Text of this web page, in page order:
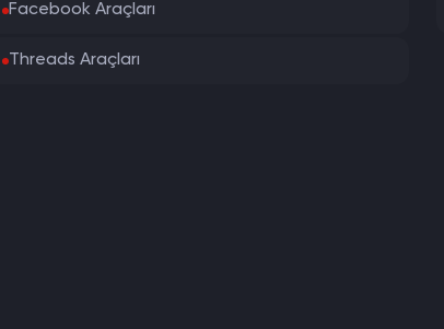
Facebook Araçları
Threads Araçları